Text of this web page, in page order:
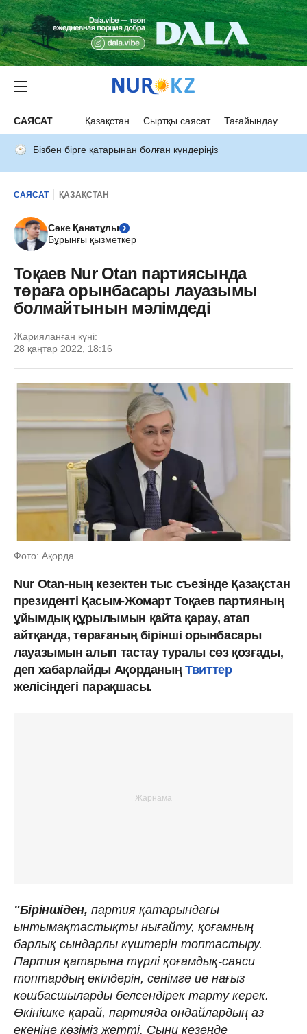
САЯСАТ Қазақстан Сыртқы саясат Тағайындау
Бізбен бірге қатарынан болған күндеріңіз
САЯСАТ ҚАЗАҚСТАН
Сәке Қанатұлы
Бұрынғы қызметкер
Тоқаев Nur Otan партиясында
төраға орынбасары лауазымы
болмайтынын мәлімдеді
Жарияланған күні:
28 қаңтар 2022, 18:16
Фото: Ақорда
Nur Otan-ның кезектен тыс съезінде Қазақстан
президенті Қасым-Жомарт Тоқаев партияның
ұйымдық құрылымын қайта қарау, атап
айтқанда, төрағаның бірінші орынбасары
лауазымын алып тастау туралы сөз қозғады,
деп хабарлайды Ақорданың Твиттер
желісіндегі парақшасы.
"Біріншіден, партия қатарындағы
ынтымақтастықты нығайту, қоғамның
барлық сындарлы күштерін топтастыру.
Партия қатарына түрлі қоғамдық-саяси
топтардың өкілдерін, сенімге ие нағыз
көшбасшыларды белсендірек тарту керек.
Өкінішке қарай, партияда ондайлардың аз
екеніне көзіміз жетті. Сыни кезеңде